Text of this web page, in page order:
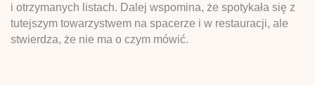
i otrzymanych listach. Dalej wspomina, że spotykała się z
tutejszym towarzystwem na spacerze i w restauracji, ale
stwierdza, że nie ma o czym mówić.